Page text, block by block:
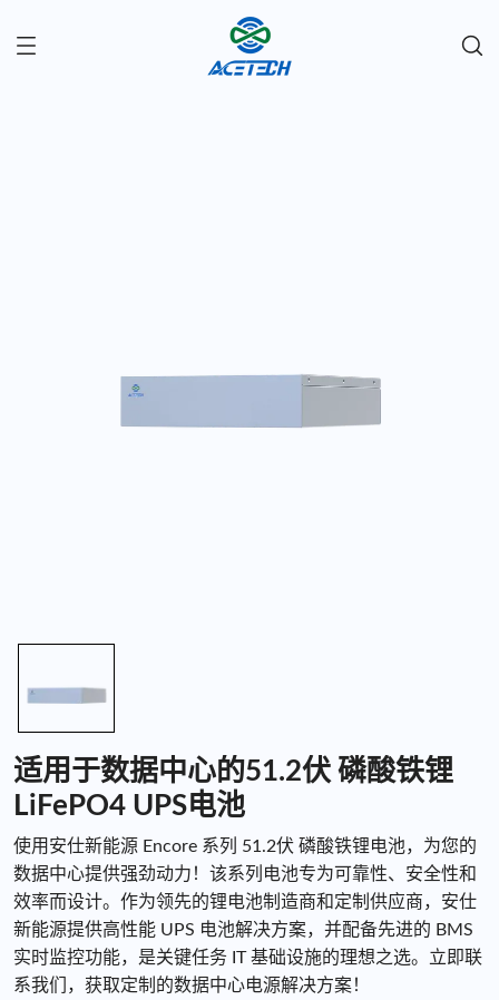
适用于数据中心的51.2伏 磷酸铁锂
LiFePO4 UPS电池
使用安仕新能源 Encore 系列 51.2伏 磷酸铁锂电池，为您的
数据中心提供强劲动力！该系列电池专为可靠性、安全性和
效率而设计。作为领先的锂电池制造商和定制供应商，安仕
新能源提供高性能 UPS 电池解决方案，并配备先进的 BMS
实时监控功能，是关键任务 IT 基础设施的理想之选。立即联
系我们，获取定制的数据中心电源解决方案！